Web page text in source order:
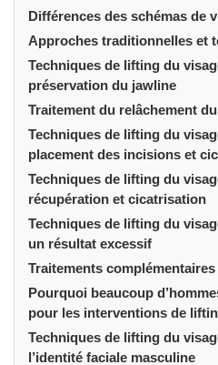
Différences des schémas de
Approches traditionnelles et
Techniques de lifting du
préservation du jawline
Traitement du relâchement
Techniques de lifting du
placement des incisions et
Techniques de lifting du
récupération et cicatrisation
Techniques de lifting du
un résultat excessif
Traitements complémentaires
Pourquoi beaucoup
pour les interventions de
Techniques de lifting du
l’identité faciale masculine